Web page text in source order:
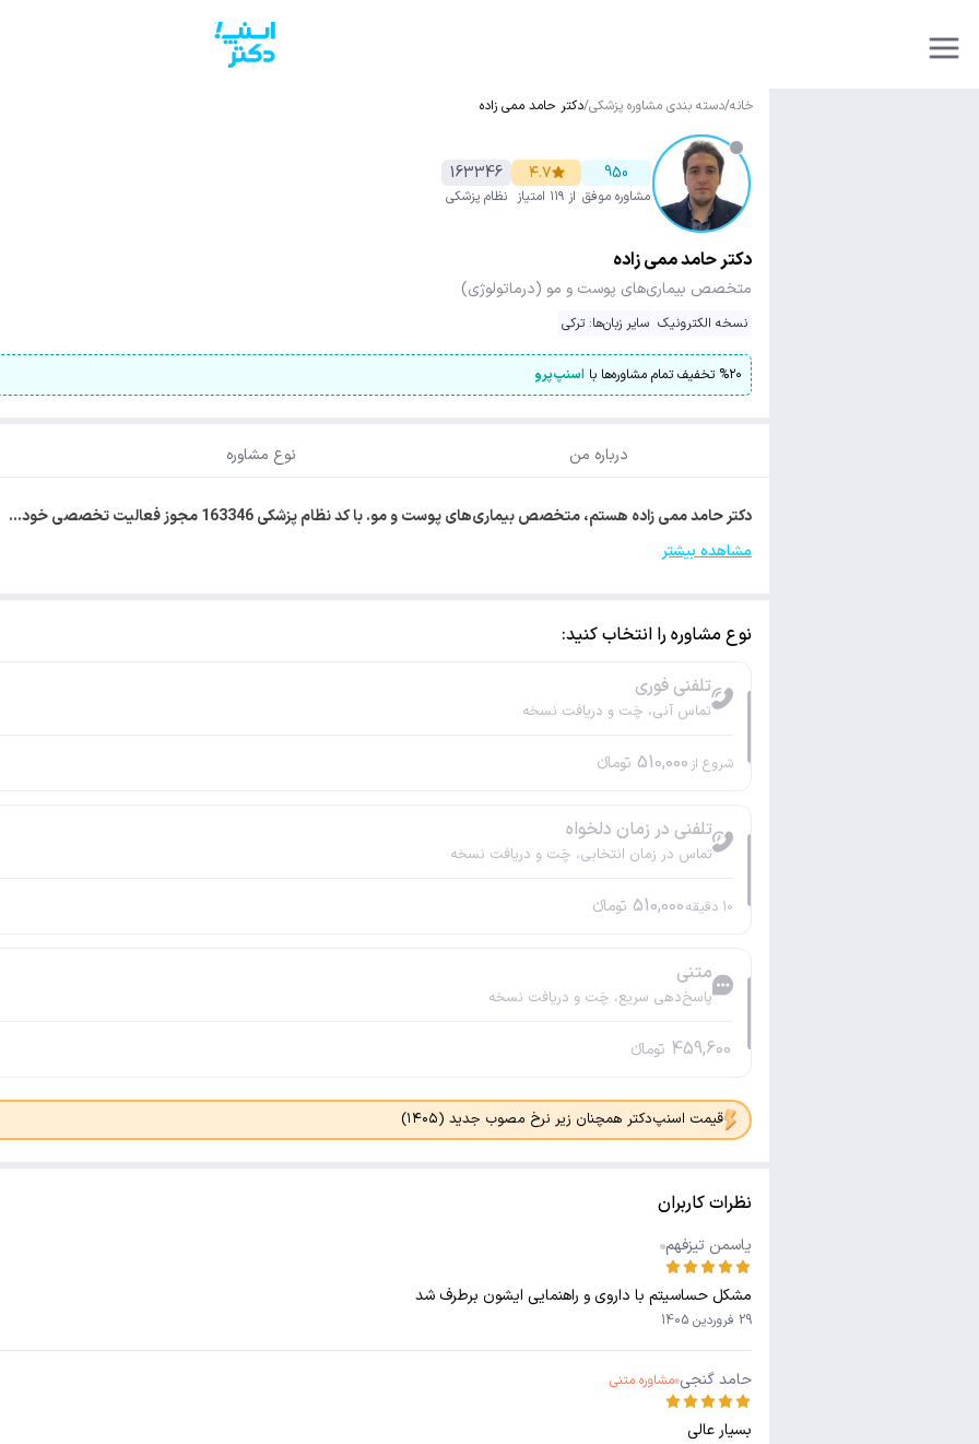
خانه/دسته بندی مشاوره پزشکی/دکتر حامد ممی زاده
950
مشاوره موفق
۴.۷
از ۱۱۹ امتیاز
163346
نظام پزشکی
دکتر حامد ممی زاده
متخصص بیماری‌های پوست و مو (درماتولوژی)
نسخه الکترونیک سایر زبان‌ها: ترکی
%۲۰ تخفیف تمام مشاوره‌ها با اسنپ‌پرو
درباره من نوع مشاوره
دکتر حامد ممی زاده هستم، متخصص بیماری‌های پوست و مو. با کد نظام پزشکی 163346 مجوز فعالیت تخصصی خود…
مشاهده بیشتر
نوع مشاوره را انتخاب کنید:
تلفنی فوری
تماس آنی، چَت و دریافت نسخه
شروع از 510,000 تومانء
تلفنی در زمان دلخواه
تماس در زمان انتخابی، چَت و دریافت نسخه
10 دقیقه510,000 تومانء
متنی
پاسخ‌دهی سریع، چَت و دریافت نسخه
459,600 تومانء
قیمت اسنپ‌دکتر همچنان زیر نرخ مصوب جدید (۱۴۰۵)
نظرات کاربران
یاسمن تیزفهم
مشکل حساسیتم با داروی و راهنمایی ایشون برطرف شد
29 فروردین 1405
حامد گنجی مشاوره متنی
بسیار عالی